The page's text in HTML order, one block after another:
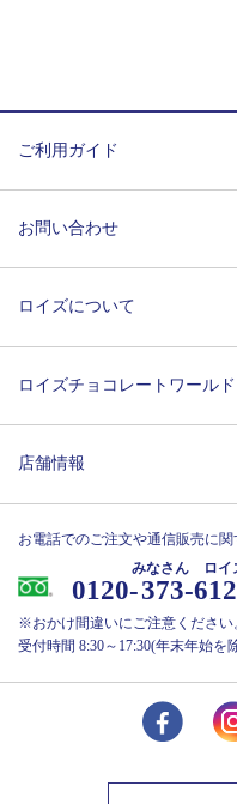
ご利用ガイド
お問い合わせ
ロイズについて
ロイズチョコレートワールド
店舗情報
お電話でのご注文や通信販売に
0120-373-612
みなさん ロイ
※おかけ間違いにご注意ください
受付時間 8:30～17:30(年末年始を